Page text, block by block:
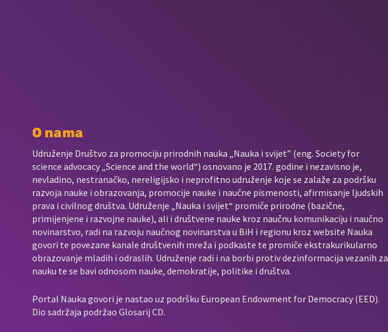
O nama
Udruženje Društvo za promociju prirodnih nauka „Nauka i svijet” (eng. Society for
science advocacy „Science and the world“) osnovano je 2017. godine i nezavisno je,
nevladino, nestranačko, nereligijsko i neprofitno udruženje koje se zalaže za podršku
razvoja nauke i obrazovanja, promocije nauke i naučne pismenosti, afirmisanje ljudskih
prava i civilnog društva. Udruženje „Nauka i svijet“ promiče prirodne (bazične,
primijenjene i razvojne nauke), ali i društvene nauke kroz naučnu komunikaciju i naučno
novinarstvo, radi na razvoju naučnog novinarstva u BiH i regionu kroz website Nauka
govori te povezane kanale društvenih mreža i podkaste te promiče ekstrakurikularno
obrazovanje mladih i odraslih. Udruženje radi i na borbi protiv dezinformacija vezanih za
nauku te se bavi odnosom nauke, demokratije, politike i društva.
Portal Nauka govori je nastao uz podršku European Endowment for Democracy (EED).
Dio sadržaja podržao Glosarij CD.